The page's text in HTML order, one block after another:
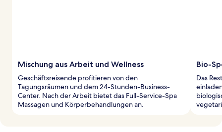
Mischung aus Arbeit und Wellness
Geschäftsreisende profitieren von den
Tagungsräumen und dem 24-Stunden-Business-
Center. Nach der Arbeit bietet das Full-Service-Spa
Massagen und Körperbehandlungen an.
Bio-
Das